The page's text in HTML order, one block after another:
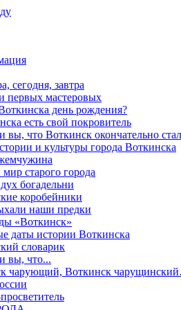
сегодня, завтра
первых мастеровых
день рождения?
есть свой покровитель
вы, что Воткинск окончательно
и культуры города Воткинска
старого города
богадельни
коробейники
наши предки
«Воткинск»
даты истории Воткинска
словарик
вы, что...
чарующий, Воткинск